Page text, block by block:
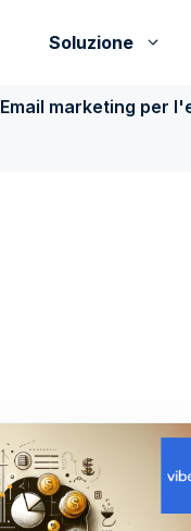
Soluzione
Email marketing per